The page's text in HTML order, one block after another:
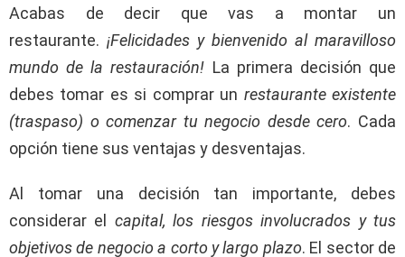
Acabas de decir que vas a montar un
restaurante. ¡Felicidades y bienvenido al maravilloso
mundo de la restauración! La primera decisión que
debes tomar es si comprar un restaurante existente
(traspaso) o comenzar tu negocio desde cero. Cada
opción tiene sus ventajas y desventajas.
Al tomar una decisión tan importante, debes
considerar el capital, los riesgos involucrados y tus
objetivos de negocio a corto y largo plazo. El sector de